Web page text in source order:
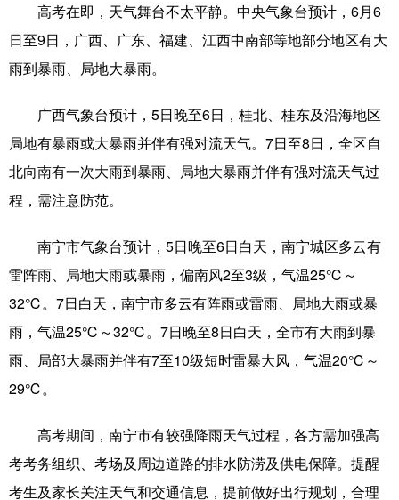
地方频道
辽宁 吉林 上海 江苏
浙江 安徽 福建 江西
山东
广东 广西 海南 重庆
四川 贵州 云南
陕西 甘肃 青海 宁夏
新疆 内蒙古 黑龙江
多语种频道
English Español Français عربى
高考在即，天气舞台不太平静。中央气象台预计，6月6
日至9日，广西、广东、福建、江西中南部等地部分地区有大
雨到暴雨、局地大暴雨。
广西气象台预计，5日晚至6日，桂北、桂东及沿海地区
局地有暴雨或大暴雨并伴有强对流天气。7日至8日，全区自
北向南有一次大雨到暴雨、局地大暴雨并伴有强对流天气过
程，需注意防范。
南宁市气象台预计，5日晚至6日白天，南宁城区多云有
雷阵雨、局地大雨或暴雨，偏南风2至3级，气温25℃～
32℃。7日白天，南宁市多云有阵雨或雷雨、局地大雨或暴
雨，气温25℃～32℃。7日晚至8日白天，全市有大雨到暴
雨、局部大暴雨并伴有7至10级短时雷暴大风，气温20℃～
29℃。
高考期间，南宁市有较强降雨天气过程，各方需加强高
考考务组织、考场及周边道路的排水防涝及供电保障。提醒
考生及家长关注天气和交通信息，提前做好出行规划，合理